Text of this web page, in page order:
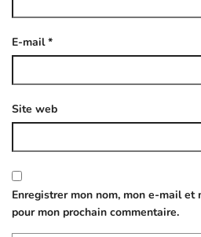
E-mail*
Site web
Enregistrer mon nom, mon e-mail
pour mon prochain commentaire.